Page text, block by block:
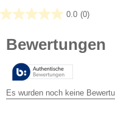
0.0 (0)
0.0